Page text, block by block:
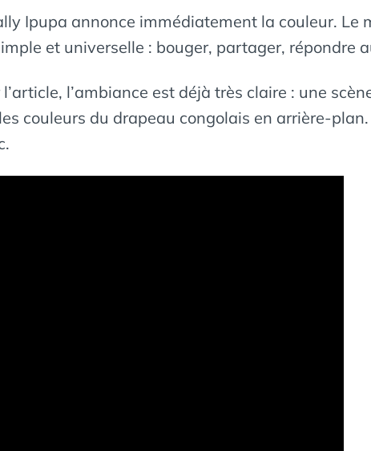
Ipupa annonce immédiatement la couleur. Le
et universelle : bouger, partager, répondre
l’ambiance est déjà très claire : une
couleurs du drapeau congolais en arrière-